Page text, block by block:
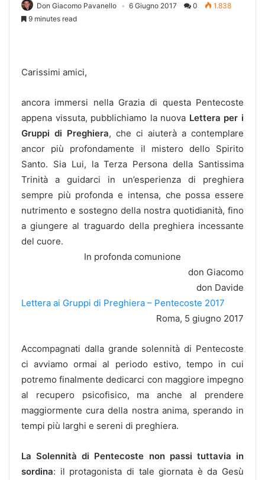
Don Giacomo Pavanello 6 Giugno 2017 0
1.838
9 minutes read
Carissimi amici,
ancora immersi nella Grazia di questa Pentecoste
appena vissuta, pubblichiamo la nuova Lettera per i
Gruppi di Preghiera, che ci aiuterà a contemplare
ancor più profondamente il mistero dello Spirito
Santo. Sia Lui, la Terza Persona della Santissima
Trinità a guidarci in un’esperienza di preghiera
sempre più profonda e intensa, che possa essere
nutrimento e sostegno della nostra quotidianità, fino
a giungere al traguardo della preghiera incessante
del cuore.
In profonda comunione
don Giacomo
don Davide
Lettera ai Gruppi di Preghiera – Pentecoste 2017
Roma, 5 giugno 2017
Accompagnati dalla grande solennità di Pentecoste
ci avviamo ormai al periodo estivo, tempo in cui
potremo finalmente dedicarci con maggiore impegno
al recupero psicofisico, ma anche al prendere
maggiormente cura della nostra anima, sperando in
tempi più larghi e sereni di preghiera.
La Solennità di Pentecoste non passi tuttavia in
sordina: il protagonista di tale giornata è da Gesù